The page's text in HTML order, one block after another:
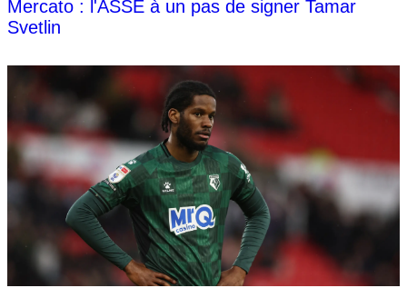
Mercato : l'ASSE à un pas de signer Tamar
Svetlin